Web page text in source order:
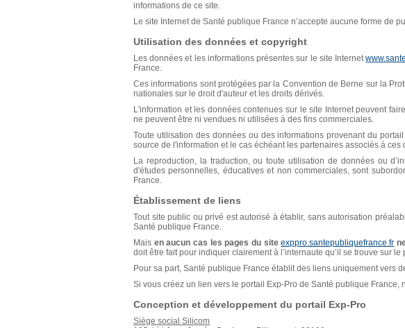
informations de ce site.
Le site Internet de Santé publique France n’accepte aucune forme de
Utilisation des données et copyright
Les données et les informations présentes sur le site Internet
France.
Ces informations sont protégées par la Convention de Berne sur la
nationales sur le droit d'auteur et les droits dérivés.
L'information et les données contenues sur le site Internet peuvent
ne peuvent être ni vendues ni utilisées à des fins commerciales.
Toute utilisation des données ou des informations provenant du
source de l'information et le cas échéant les partenaires associés à ces
La reproduction, la traduction, ou toute utilisation de données ou
d'études personnelles, éducatives et non commerciales, sont
France.
Établissement de liens
Tout site public ou privé est autorisé à établir, sans autorisation
Santé publique France.
Mais en aucun cas les pages du siteexppro.santepubliquefrance.fr
doit être fait pour indiquer clairement à l’internaute qu’il se trouve sur
Pour sa part, Santé publique France établit des liens uniquement vers
Si vous créez un lien vers le portail Exp-Pro de Santé publique
Conception et développement du portail Exp-Pro
Siège social Silicom